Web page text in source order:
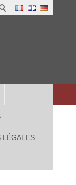
LÉGALES
in